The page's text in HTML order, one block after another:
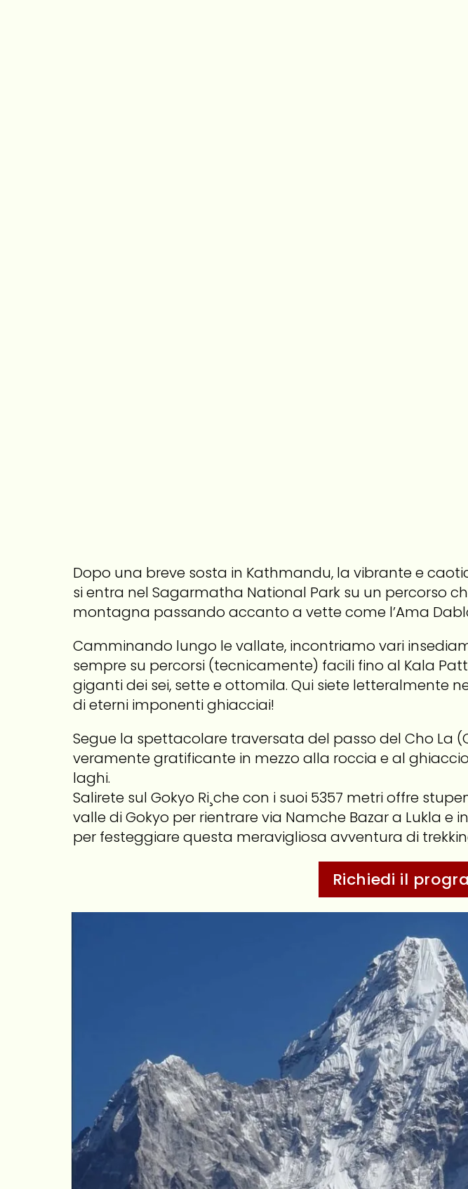
Dopo una breve sosta in Kathmandu, la vibrante e
si entra nel Sagarmatha National Park su un percorso
montagna passando accanto a vette come l’Ama
Camminando lungo le vallate, incontriamo vari
sempre su percorsi (tecnicamente) facili fino al Kala
giganti dei sei, sette e ottomila. Qui siete letteralmente
di eterni imponenti ghiacciai!
Segue la spettacolare traversata del passo del Cho La
veramente gratificante in mezzo alla roccia e al
laghi.
Salirete sul Gokyo Ri¸che con i suoi 5357 metri offre
valle di Gokyo per rientrare via Namche Bazar a Lukla
per festeggiare questa meravigliosa avventura di
Richiedi il